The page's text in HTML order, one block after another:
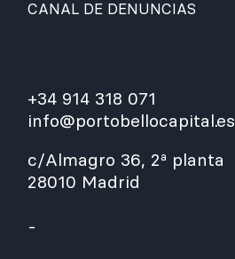
CANAL DE DENUNCIAS
+34 914 318 071
info@portobellocapital.es
c/Almagro 36, 2ª planta
28010 Madrid
-